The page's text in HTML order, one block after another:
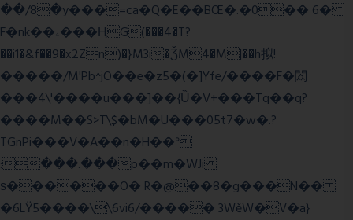
��/8�y���=ca�Q�E��BŒ�.�0�� 6�
F�nk��ۦ���ҢG(���4�T?
��i1�&f��9�x2Zn)�}M3i�ǮM4�M|��h拟!
�����/M'Pb^jO��e�z5�(�]Yfe/����F�閦
���4\'����u���]��{Ȕ�V+���Tq��q?
����M��S>T\$�bM�U���05t7�w�.?
TGnPi���V�A��n�H��ᐣ
:���.���p��m�WJi
ѕ������O� R�@��8�g���N��
�6LŸ5����\\6vi6/����� 3WěW�V�a}